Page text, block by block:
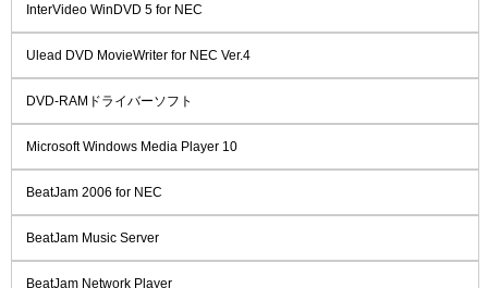
InterVideo WinDVD 5 for NEC
Ulead DVD MovieWriter for NEC Ver.4
DVD-RAMドライバーソフト
Microsoft Windows Media Player 10
BeatJam 2006 for NEC
BeatJam Music Server
BeatJam Network Player